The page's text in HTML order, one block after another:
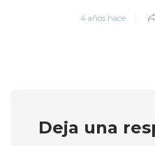
4 años hace
Deja una